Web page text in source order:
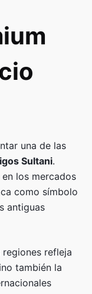
una de las
Sultani.
los mercados
como símbolo
antiguas
refleja
también la